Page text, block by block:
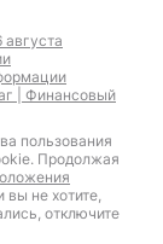
| Финансовый
пользования
Продолжая
вы не хотите,
отключите